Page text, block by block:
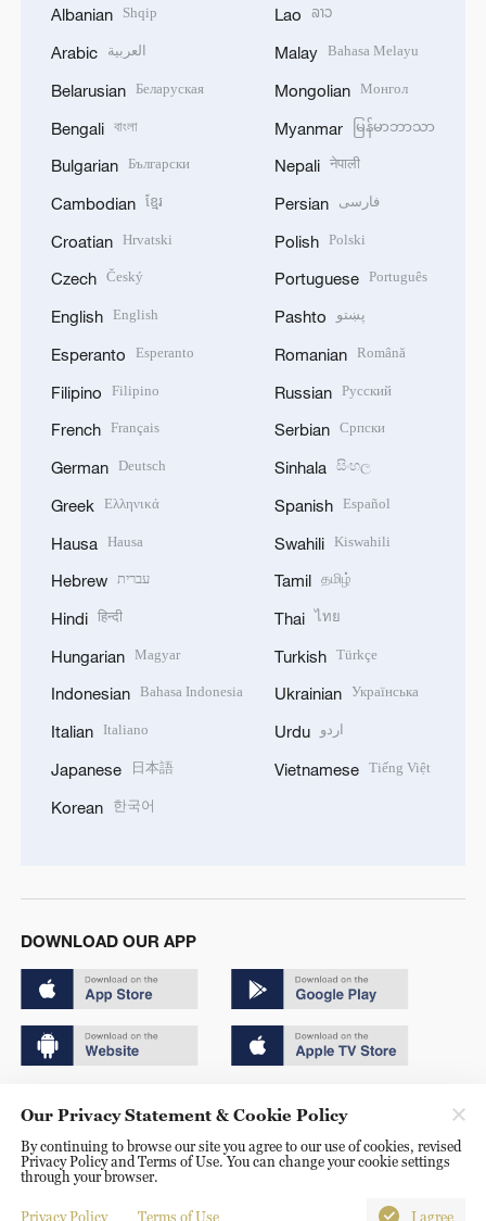
Albanian Shqip
Arabic العربية
Belarusian Беларуская
Bengali বাংলা
Bulgarian Български
Cambodian ខ្មែរ
Croatian Hrvatski
Czech Český
English English
Esperanto Esperanto
Filipino Filipino
French Français
German Deutsch
Greek Ελληνικά
Hausa Hausa
Hebrew עברית
Hindi हिन्दी
Hungarian Magyar
Indonesian Bahasa Indonesia
Italian Italiano
Japanese 日本語
Korean 한국어
Lao ລາວ
Malay Bahasa Melayu
Mongolian Монгол
Myanmar မြန်မာဘာသာ
Nepali नेपाली
Persian فارسی
Polish Polski
Portuguese Português
Pashto پښتو
Romanian Română
Russian Русский
Serbian Српски
Sinhala සිංහල
Spanish Español
Swahili Kiswahili
Tamil தமிழ்
Thai ไทย
Turkish Türkçe
Ukrainian Українська
Urdu اردو
Vietnamese Tiếng Việt
DOWNLOAD OUR APP
京ICP备20000184号
京公网安备 11010502050052号
Disinformation report hotline: 010-85061466
Our Privacy Statement & Cookie Policy
By continuing to browse our site you agree to our use of cookies, revised
Privacy Policy and Terms of Use. You can change your cookie settings
through your browser.
Privacy Policy Terms of Use I agree